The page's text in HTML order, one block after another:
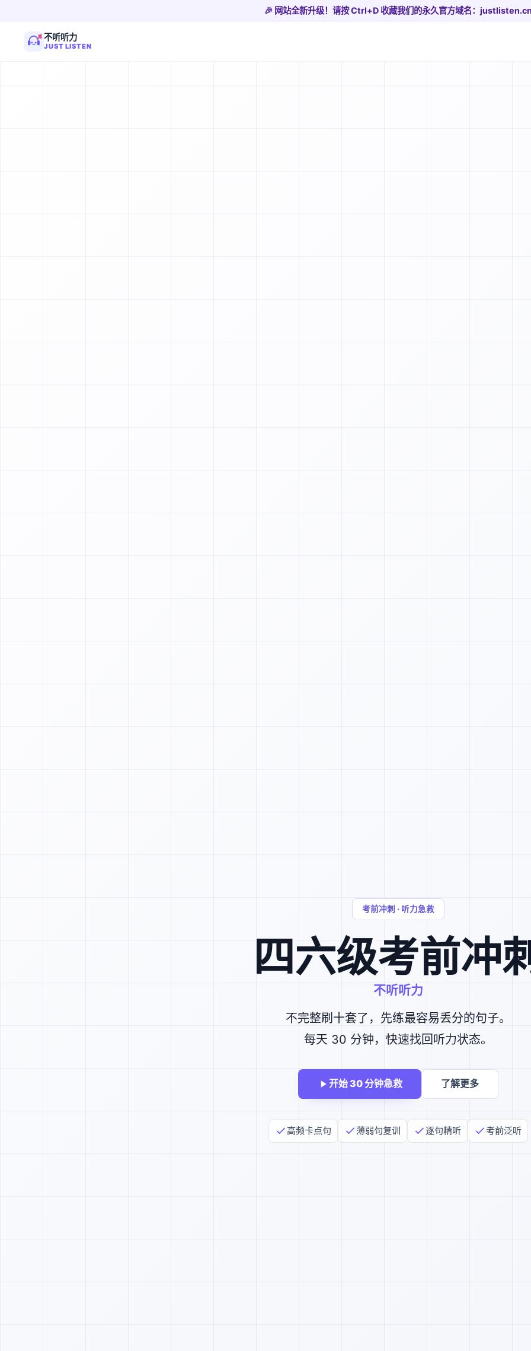
🎉 网站全新升级！请按 Ctrl+D 收藏我们的永久官方域名：
不听听力
JUST LISTEN
考前冲刺 · 听力急救
四六级考前冲
不听听力
不完整刷十套了，先练最容易丢分的句子。
每天 30 分钟，快速找回听力状态。
开始 30 分钟急救 了解更多
高频卡点句 薄弱句复训 逐句精听 考前泛听